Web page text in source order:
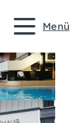
Menü